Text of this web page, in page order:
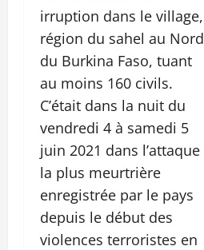
irruption dans le village,
région du sahel au Nord
du Burkina Faso, tuant
au moins 160 civils.
C’était dans la nuit du
vendredi 4 à samedi 5
juin 2021 dans l’attaque
la plus meurtrière
enregistrée par le pays
depuis le début des
violences terroristes en